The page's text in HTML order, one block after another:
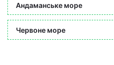
Андаманське море
Червоне море